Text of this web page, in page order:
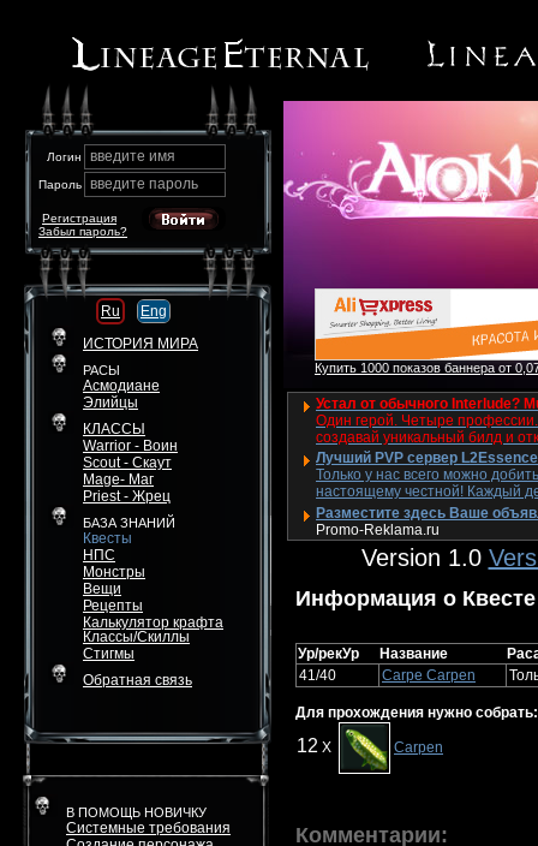
Логин введите имя
Пароль введите пароль
Забыл пароль?
Регистрация
Ru
Eng
ИСТОРИЯ МИРА
РАСЫ
Асмодиане
Элийцы
КЛАССЫ
Warrior - Воин
Scout - Скаут
Mage- Маг
Priest - Жрец
БАЗА ЗНАНИЙ
Квесты
НПС
Монстры
Вещи
Рецепты
Калькулятор крафта
Классы/Скиллы
Стигмы
Обратная связь
В ПОМОЩЬ НОВИЧКУ
Системные требования
Купить 1000 показов баннера от
Устал от обычного Interlude?
Один герой. Четыре
создавай уникальный билд и
Лучший PVP сервер
Только у нас всего можно
настоящему честной! Каждый
Разместите здесь Ваше
Promo-Reklama.ru
Version 1.0
Информация о Квесте
Ур/рекУр Название
41/40
Carpe Carpen
Для прохождения нужно собрать:
12 X Carpen
Комментарии: